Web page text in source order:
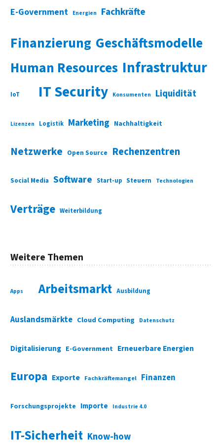
E-Government Energien Fachkräfte
Finanzierung Geschäftsmodelle
Human Resources Infrastruktur
IoT IT Security Konsumenten Liquidität
Lizenzen Logistik Marketing Nachhaltigkeit
Netzwerke Open Source Rechenzentren
Social Media Software Start-up Steuern Technologien
Verträge Weiterbildung
Weitere Themen
Apps Arbeitsmarkt Ausbildung
Auslandsmärkte Cloud Computing Datenschutz
Digitalisierung E-Government Erneuerbare Energien
Europa Exporte Fachkräftemangel Finanzen
Forschungsprojekte Importe Industrie 4.0
IT-Sicherheit Know-how